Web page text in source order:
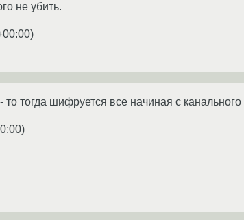
не убить.
)
тогда шифруется все начиная с
)